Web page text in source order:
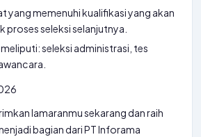
yang memenuhi kualifikasi yang akan
proses seleksi selanjutnya.
seleksi administrasi, tes
lamaranmu sekarang dan raih
bagian dari PT Inforama